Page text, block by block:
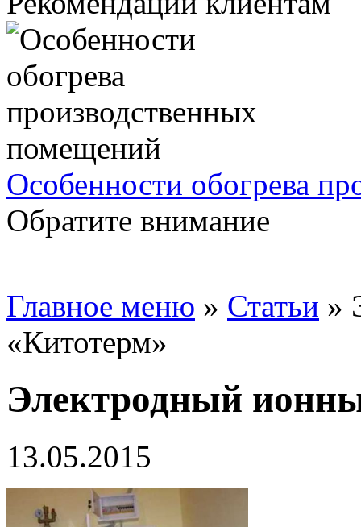
Особенности обогрева
Обратите внимание
Главное меню » Статьи »
«Китотерм»
Электродный
13.05.2015